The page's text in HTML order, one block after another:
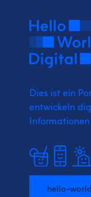
Dies ist ein
entwickeln
hello-